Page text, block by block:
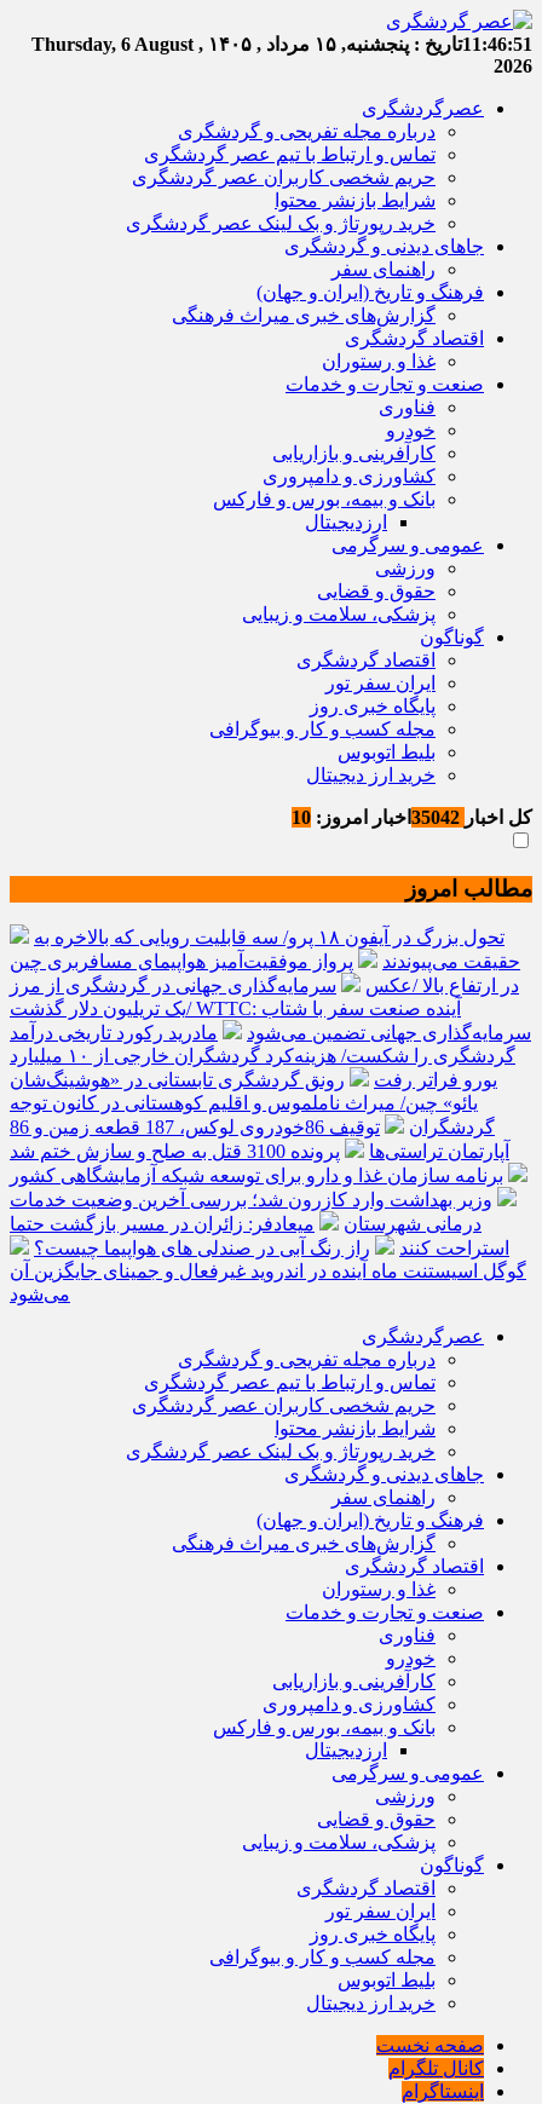
11:46:52تاریخ : پنجشنبه, ۱۵ مرداد , ۱۴۰۵
Thursday, 6 August ,
2026
عصرگردشگری
درباره مجله تفریحی و گردشگری
تماس و ارتباط با تیم عصر گردشگری
حریم شخصی کاربران عصر گردشگری
شرایط بازنشر محتوا
خرید رپورتاژ و بک لینک عصر گردشگری
جاهای دیدنی و گردشگری
راهنمای سفر
فرهنگ و تاریخ (ایران و جهان)
گزارش‌های خبری میراث فرهنگی
اقتصاد گردشگری
غذا و رستوران
صنعت و تجارت و خدمات
فناوری
خودرو
کارآفرینی و بازاریابی
کشاورزی و دامپروری
بانک و بیمه، بورس و فارکس
ارزدیجیتال
عمومی و سرگرمی
ورزشی
حقوق و قضایی
پزشکی، سلامت و زیبایی
گوناگون
اقتصاد گردشگری
ایران سفر تور
پایگاه خبری روز
مجله کسب و کار و بیوگرافی
بلیط اتوبوس
خرید ارز دیجیتال
کل اخبار اخبار امروز: 10
مطالب امروز
تحول بزرگ در آیفون ۱۸ پرو/ سه قابلیت رویایی که بالاخره به
حقیقت می‌پیوندند
پرواز موفقیت‌آمیز هواپیمای مسافربری چین
در ارتفاع بالا /عکس
سرمایه‌گذاری جهانی در گردشگری از مرز
یک تریلیون دلار گذشت/ WTTC: آینده صنعت سفر با شتاب
سرمایه‌گذاری جهانی تضمین می‌شود
مادرید رکورد تاریخی درآمد
گردشگری را شکست/ هزینه‌کرد گردشگران خارجی از ۱۰ میلیارد
یورو فراتر رفت
رونق گردشگری تابستانی در «هوشینگ‌شان
یائو» چین/ میراث ناملموس و اقلیم کوهستانی در کانون توجه
گردشگران
توقیف 86خودروی لوکس، 187 قطعه زمین و 86
آپارتمان تراستی‌ها
پرونده 3100 قتل به صلح و سازش ختم شد
برنامه سازمان غذا و دارو برای توسعه شبکه آزمایشگاهی کشور
وزیر بهداشت وارد کازرون شد؛ بررسی آخرین وضعیت خدمات
درمانی شهرستان
میعادفر: زائران در مسیر بازگشت حتما
استراحت کنند
راز رنگ آبی در صندلی های هواپیما چیست؟
گوگل اسیستنت ماه آینده در اندروید غیرفعال و جمینای جایگزین آن
می‌شود
عصرگردشگری
درباره مجله تفریحی و گردشگری
تماس و ارتباط با تیم عصر گردشگری
حریم شخصی کاربران عصر گردشگری
شرایط بازنشر محتوا
خرید رپورتاژ و بک لینک عصر گردشگری
جاهای دیدنی و گردشگری
راهنمای سفر
فرهنگ و تاریخ (ایران و جهان)
گزارش‌های خبری میراث فرهنگی
اقتصاد گردشگری
غذا و رستوران
صنعت و تجارت و خدمات
فناوری
خودرو
کارآفرینی و بازاریابی
کشاورزی و دامپروری
بانک و بیمه، بورس و فارکس
ارزدیجیتال
عمومی و سرگرمی
ورزشی
حقوق و قضایی
پزشکی، سلامت و زیبایی
گوناگون
اقتصاد گردشگری
ایران سفر تور
پایگاه خبری روز
مجله کسب و کار و بیوگرافی
بلیط اتوبوس
خرید ارز دیجیتال
صفحه نخست
کانال تلگرام
اینستاگرام